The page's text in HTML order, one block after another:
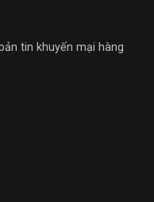
tin khuyến mại hàng